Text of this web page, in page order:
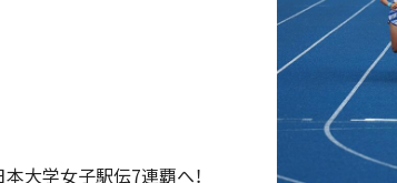
大学女子駅伝7連覇へ！